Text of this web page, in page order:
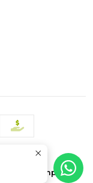
por Jumpseller .